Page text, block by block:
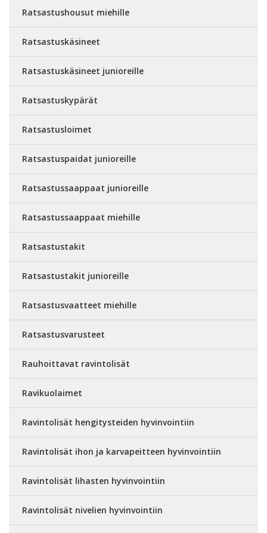
Ratsastushousut miehille
Ratsastuskäsineet
Ratsastuskäsineet junioreille
Ratsastuskypärät
Ratsastusloimet
Ratsastuspaidat junioreille
Ratsastussaappaat junioreille
Ratsastussaappaat miehille
Ratsastustakit
Ratsastustakit junioreille
Ratsastusvaatteet miehille
Ratsastusvarusteet
Rauhoittavat ravintolisät
Ravikuolaimet
Ravintolisät hengitysteiden hyvinvointiin
Ravintolisät ihon ja karvapeitteen hyvinvointiin
Ravintolisät lihasten hyvinvointiin
Ravintolisät nivelien hyvinvointiin